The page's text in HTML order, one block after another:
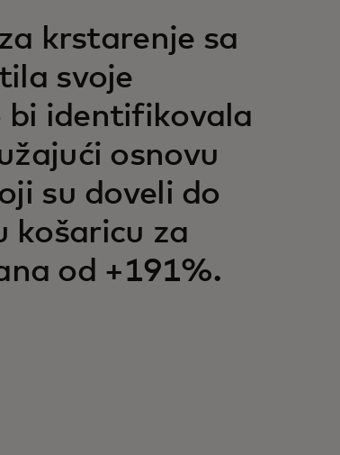
krstarenje sa
svoje
bi identifikovala
osnovu
su doveli do
košaricu za
od +191%.